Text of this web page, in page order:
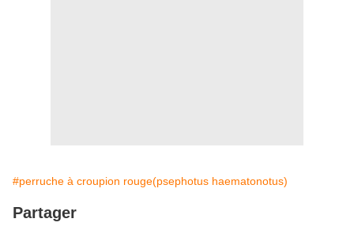
#perruche à croupion rouge(psephotus haematonotus)
Partager